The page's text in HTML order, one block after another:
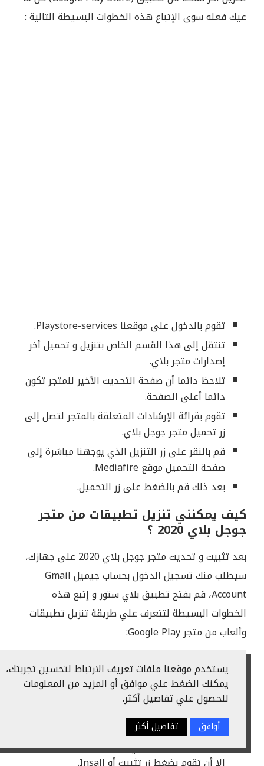
عيك فعله سوى الإتباع هذه الخطوات البسيطة التالية :
تقوم بالدخول على موقعنا Playstore-services.
تنتقل إلى هذا القسم الخاص بتنزيل و تحميل أخر
إصدارات متجر بلاي.
تلاحظ دائما أن صفحة التحديث الأخير للمتجر تكون
دائما أعلى الصفحة.
تقوم بقرائة الإرشادات المتعلقة بالمتجر لتصل إلى
زر تحميل متجر جوجل بلاي.
قم بالنقر على زر التنزيل الذي يوجهنا مباشرة إلى
صفحة التحميل موقع Mediafire.
بعد ذلك قم بالضغط على زر التحميل.
كيف يمكنني تنزيل تطبيقات من متجر
جوجل بلاي 2020 ؟
بعد تثبيث و تحديث متجر جوجل بلاي 2020 على جهازك،
سيطلب منك تسجيل الدخول بحساب جيميل Gmail
Account، قم بفتح تطبيق بلاي ستور و إتبع هذه
الخطوات البسيطة لتتعرف علي طريقة تنزيل تطبيقات
وألعاب من متجر Google Play:
عبر مربع البحث الذي في الأعلى قم بكتابة إسم
التطبيق أو اللعبة المراد تنزيلها.
في صفحة نتائج البحث قم بإختيار تطبيقك الذي
تريد تثبيته على هاتفك أو جهازك.
سوف تظهر لك صفحة التطبيق و يمكنك الإطلاع
على كافة تراخيص التي يطلبها التطبيق، ما عليك
يستخدم موقعنا ملفات تعريف الارتباط لتحسين تجربتك،
يمكنك الضغط علي موافق أو المزيد من المعلومات
للحصول علي تفاصيل أكثر.
أوافق تفاصيل أكثر